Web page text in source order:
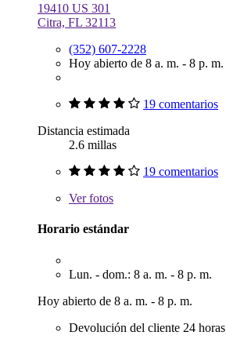
19410 US 301
Citra, FL 32113
(352) 607-2228
Hoy abierto de 8 a. m. - 8 p. m.
19 comentarios
Distancia estimada
2.6 millas
19 comentarios
Verfotos
Horario estándar
Lun. - dom.: 8 a. m. - 8 p. m.
Hoy abierto de 8 a. m. - 8 p. m.
Devolución del cliente 24 horas